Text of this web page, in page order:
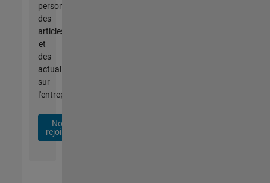
personnalisées,
des
articles
et
des
actualités
sur
l'entreprise.
Nous
rejoindre